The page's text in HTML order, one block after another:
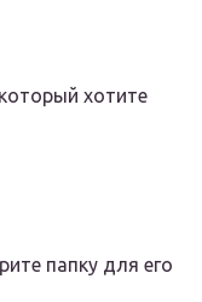
хотите
папку для его